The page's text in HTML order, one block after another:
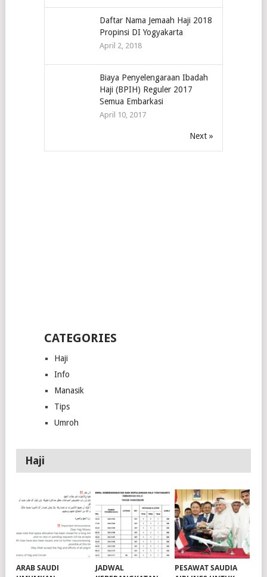
Daftar Nama Jemaah Haji 2018
Propinsi DI Yogyakarta
April 2, 2018
Biaya Penyelengaraan Ibadah
Haji (BPIH) Reguler 2017
Semua Embarkasi
April 10, 2017
Next »
CATEGORIES
Haji
Info
Manasik
Tips
Umroh
Haji
ARAB SAUDI
JADWAL
PESAWAT SAUDIA